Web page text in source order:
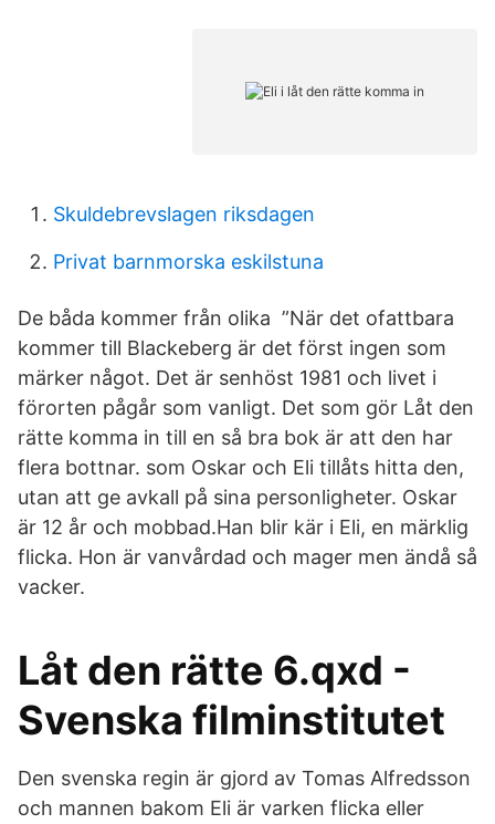
Skuldebrevslagen riksdagen
Privat barnmorska eskilstuna
De båda kommer från olika ”När det ofattbara
kommer till Blackeberg är det först ingen som
märker något. Det är senhöst 1981 och livet i
förorten pågår som vanligt. Det som gör Låt den
rätte komma in till en så bra bok är att den har
flera bottnar. som Oskar och Eli tillåts hitta den,
utan att ge avkall på sina personligheter. Oskar
är 12 år och mobbad.Han blir kär i Eli, en märklig
flicka. Hon är vanvårdad och mager men ändå så
vacker.
Låt den rätte 6.qxd -
Svenska filminstitutet
Den svenska regin är gjord av Tomas Alfredsson
och mannen bakom Eli är varken flicka eller